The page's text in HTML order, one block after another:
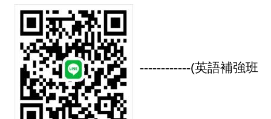
------------(英語補強班